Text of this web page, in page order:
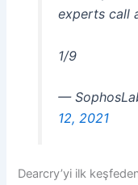
experts call
1/9
—
12, 2021
Dearcry’yi ilk